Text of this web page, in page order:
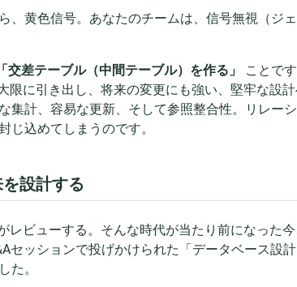
、黄色信号。あなたのチームは、信号無視（ジ
「交差テーブル（中間テーブル）を作る」
ことで
限に引き出し、将来の変更にも強い、堅牢な設
集計、容易な更新、そして参照整合性。リレー
じ込めてしまうのです。
設計する
レビューする。そんな時代が当たり前になった
セッションで投げかけられた「データベース設
た。